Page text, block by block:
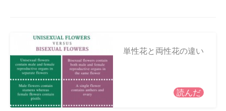
単性花と両性花の違い
読んだ